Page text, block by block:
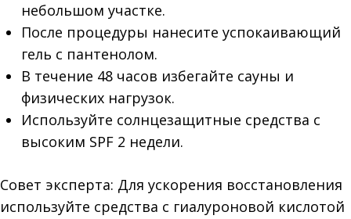
небольшом участке.
После процедуры нанесите успокаивающий
гель с пантенолом.
В течение 48 часов избегайте сауны и
физических нагрузок.
Используйте солнцезащитные средства с
высоким SPF 2 недели.
Совет эксперта: Для ускорения восстановления
используйте средства с гиалуроновой кислотой